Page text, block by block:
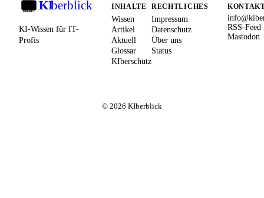
KIberblick
KI-Wissen für IT-
Profis
INHALTE
Wissen
Artikel
Aktuell
Glossar
KIberschutz
RECHTLICHES
Impressum
Datenschutz
Über uns
Status
RSS-Feed
Mastodon
© 2026 KIberblick